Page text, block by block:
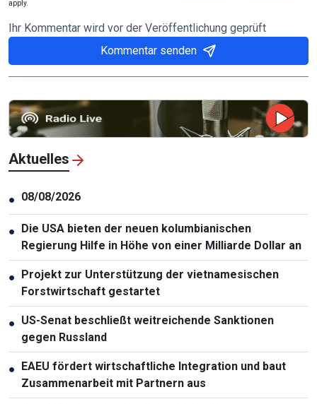
apply.
Ihr Kommentar wird vor der Veröffentlichung geprüft
Kommentar senden
Aktuelles
● 08/08/2026
● Die USA bieten der neuen kolumbianischen
Regierung Hilfe in Höhe von einer Milliarde Dollar an
● Projekt zur Unterstützung der vietnamesischen
Forstwirtschaft gestartet
● US-Senat beschließt weitreichende Sanktionen
gegen Russland
● EAEU fördert wirtschaftliche Integration und baut
Zusammenarbeit mit Partnern aus